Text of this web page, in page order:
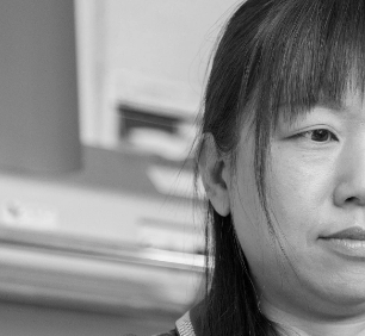
ムにてご連絡いただけます。皆様からのご